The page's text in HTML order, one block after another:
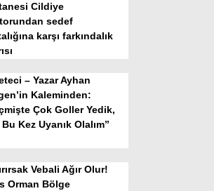
Cildiye
sedef
karşı farkındalık
– Yazar Ayhan
Kaleminden:
Çok Goller Yedik,
Kez Uyanık Olalım”
Vebali Ağır Olur!
Orman Bölge